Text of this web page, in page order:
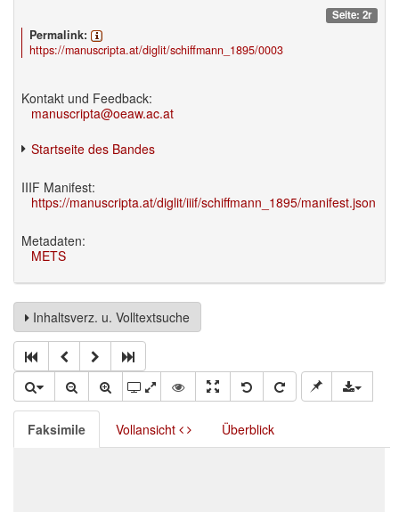
Seite: 2r
Permalink:
https://manuscripta.at/diglit/schiffmann_1895/0003
Kontakt und Feedback:
manuscripta@oeaw.ac.at
Startseite des Bandes
IIIF Manifest:
https://manuscripta.at/diglit/iiif/schiffmann_1895/manifest.json
Metadaten:
METS
Inhaltsverz. u. Volltextsuche
Faksimile Vollansicht Überblick